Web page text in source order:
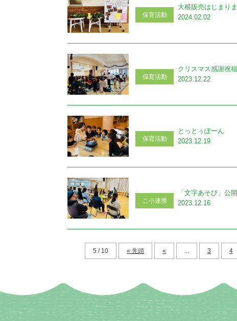
保育活動
大根販売はじまり
2024.02.02
保育活動
クリスマス感謝祝
2023.12.22
保育活動
とっとぅぽーん
2023.12.19
こ小連携
「文字あそび」公
2023.12.16
5 / 10 « 先頭 « ... 3 4